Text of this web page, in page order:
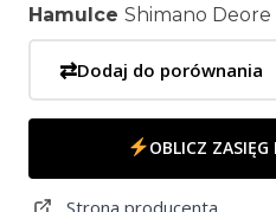
Hamulce Shimano
⇄Dodaj do porównania
OBLICZ ZASIĘG
Strona producenta